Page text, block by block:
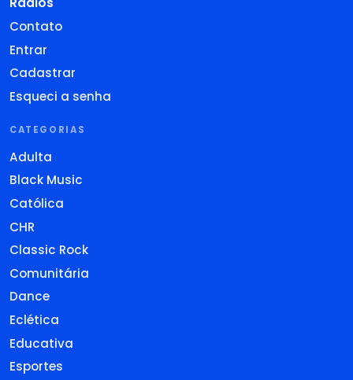
Contato
Entrar
Cadastrar
Esqueci a senha
CATEGORIAS
Adulta
Black Music
Católica
CHR
Classic Rock
Comunitária
Dance
Eclética
Educativa
Esportes